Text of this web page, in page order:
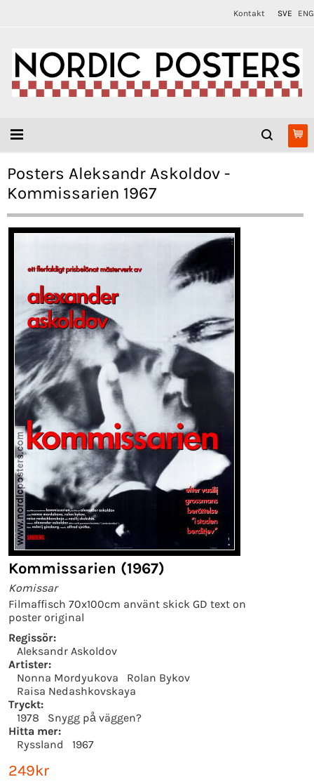
Kontakt SVE ENG
Posters Aleksandr Askoldov -
Kommissarien 1967
Kommissarien (1967)
Komissar
Filmaffisch 70x100cm använt skick GD text on
poster original
Regissör:
Aleksandr Askoldov
Artister:
Nonna Mordyukova
Rolan Bykov
Raisa Nedashkovskaya
Tryckt:
1978
Snygg på väggen?
Hitta mer:
Ryssland
1967
249kr